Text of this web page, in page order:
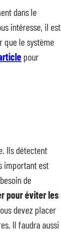
dans le
intéresse, il est
que le système
pour
Ils détectent
important est
de
pour éviter les
devez placer
Il faudra aussi